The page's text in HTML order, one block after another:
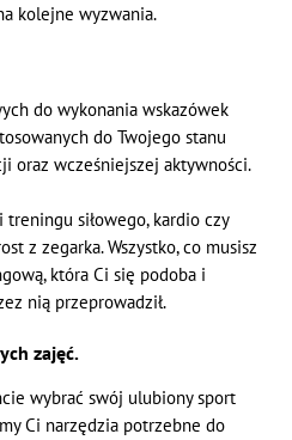
kolejne wyzwania.
do wykonania wskazówek
do Twojego stanu
oraz wcześniejszej aktywności.
siłowego, kardio czy
z zegarka. Wszystko, co musisz
która Ci się podoba i
nią przeprowadził.
zajęć.
wybrać swój ulubiony sport
Ci narzędzia potrzebne do